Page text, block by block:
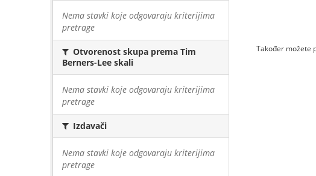
Nema stavki koje odgovaraju kriterijima
pretrage
Otvorenost skupa prema Tim
Berners-Lee skali
Nema stavki koje odgovaraju kriterijima
pretrage
Izdavači
Nema stavki koje odgovaraju kriterijima
pretrage
Također možete